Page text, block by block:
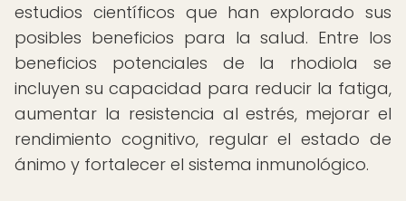
estudios científicos que han explorado sus
posibles beneficios para la salud. Entre los
beneficios potenciales de la rhodiola se
incluyen su capacidad para reducir la fatiga,
aumentar la resistencia al estrés, mejorar el
rendimiento cognitivo, regular el estado de
ánimo y fortalecer el sistema inmunológico.